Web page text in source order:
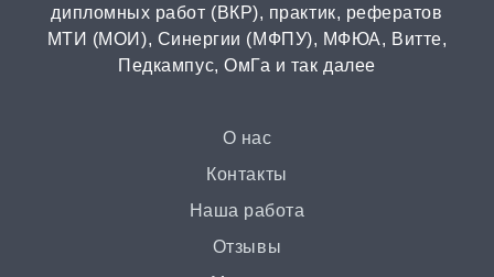
Бизнес-план
от 3 часов | от 500 ₽
от 3 часов | от 500 ₽
дипломных работ (ВКР), практик, рефератов
МТИ (МОИ), Синергии (МФПУ), МФЮА, Витте,
Педкампус, ОмГа и так далее
О нас
Контакты
Наша работа
Отзывы